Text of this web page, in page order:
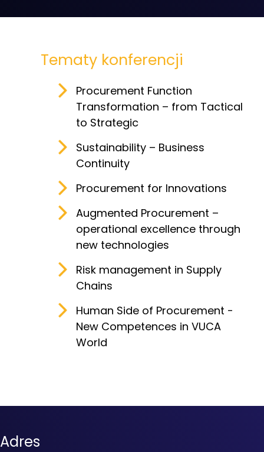
Tematy konferencji
Procurement Function
Transformation – from Tactical
to Strategic
Sustainability – Business
Continuity
Procurement for Innovations
Augmented Procurement –
operational excellence through
new technologies
Risk management in Supply
Chains
Human Side of Procurement -
New Competences in VUCA
World
Adres